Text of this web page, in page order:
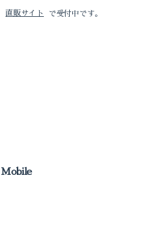
直販サイト で受付中です。
Mobile